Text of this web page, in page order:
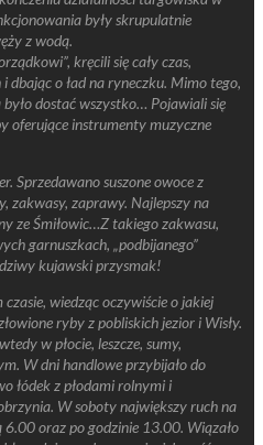
były skrupulatnie
z wodą.
kręcili się cały czas,
dbając o ład na ryneczku. Mimo tego,
dostać wszystko… Pojawiali się
oferujące instrumenty muzyczne
Sprzedawano suszone owoce z
zakwasy, zaprawy. Najlepszy na
ze Śmiłowic…Z takiego zakwasu,
garnuszkach, „podbijanego”
kujawski przysmak!
wiedząc oczywiście o jakiej
ryby z pobliskich jezior i Wisły.
w płocie, leszcze, sumy,
W dni handlowe przybijało do
łódek z płodami rolnymi i
W soboty największy ruch na
6.00 oraz po godzinie 13.00. Wiązało